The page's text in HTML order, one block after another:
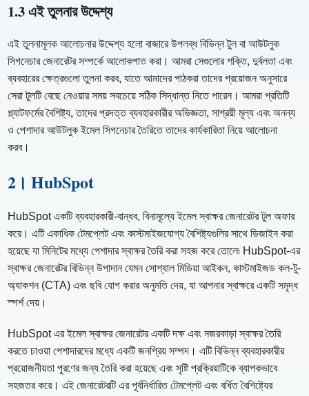
1.3 এই তুলনার উদ্দেশ্য
এই তুলনামূলক আলোচনার উদ্দেশ্য হলো বাজারে উপলব্ধ বিভিন্ন টুল বা আউটলুক
সিগনেচার জেনারেটর সম্পর্কে আলোকপাত করা। আমরা সেগুলোর শক্তি, দুর্বলতা এবং
ব্যবহারের ক্ষেত্রগুলো তুলনা করব, যাতে আমাদের পাঠকরা তাদের প্রয়োজন অনুসারে
সেরা টুলটি বেছে নেওয়ার সময় সবচেয়ে সঠিক সিদ্ধান্ত নিতে পারেন। আমরা প্রতিটি
প্ল্যাটফর্মের বৈশিষ্ট্য, তাদের প্রদত্ত ব্যবহারকারীর অভিজ্ঞতা, সাশ্রয়ী মূল্য এবং অনন্য
ও পেশাদার আউটলুক ইমেল সিগনেচার তৈরিতে তাদের কার্যকারিতা নিয়ে আলোচনা
করব।
2। HubSpot
HubSpot একটি ব্যবহারকারী-বান্ধব, বিনামূল্যে ইমেল স্বাক্ষর জেনারেটর টুল অফার
করে। এটি একাধিক টেমপ্লেট এবং কাস্টমাইজযোগ্য বৈশিষ্ট্যগুলির সাথে ডিজাইন করা
হয়েছে যা মিনিটের মধ্যে পেশাদার স্বাক্ষর তৈরি করা সহজ করে তোলে৷ HubSpot-এর
স্বাক্ষর জেনারেটর বিভিন্ন উপাদান যেমন সোশ্যাল মিডিয়া আইকন, কাস্টমাইজড কল-টু-
অ্যাকশন (CTA) এবং ছবি যোগ করার অনুমতি দেয়, যা আপনার স্বাক্ষরে একটি সমৃদ্ধ
স্পর্শ দেয়।
HubSpot এর ইমেল স্বাক্ষর জেনারেটর একটি দক্ষ এবং নজরকাড়া স্বাক্ষর তৈরি
করতে চাওয়া পেশাদারদের মধ্যে একটি জনপ্রিয় সম্পদ। এটি বিভিন্ন ব্যবহারকারীর
প্রয়োজনীয়তা পূরণের জন্য তৈরি করা হয়েছে এবং সৃষ্টি প্রক্রিয়াটিকে ব্যাপকভাবে
সহজতর করে। এই জেনারেটরটি এর পূর্বনির্ধারিত টেমপ্লেট এবং বর্ধিত বৈশিষ্ট্যের